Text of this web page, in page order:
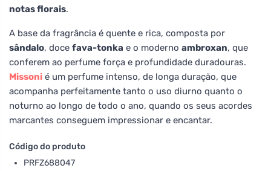
notas florais.
A base da fragrância é quente e rica, composta por
sândalo, doce fava-tonka e o moderno ambroxan, que
conferem ao perfume força e profundidade duradouras.
Missoni é um perfume intenso, de longa duração, que
acompanha perfeitamente tanto o uso diurno quanto o
noturno ao longo de todo o ano, quando os seus acordes
marcantes conseguem impressionar e encantar.
Código do produto
PRFZ688047